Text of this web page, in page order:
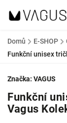
Domů / E-SHOP /
Funkční unisex
Funkční
Vagus
Značka: VAGUS